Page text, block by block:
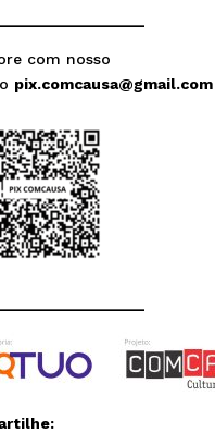
com nosso
pix.comcausa@gmail.com